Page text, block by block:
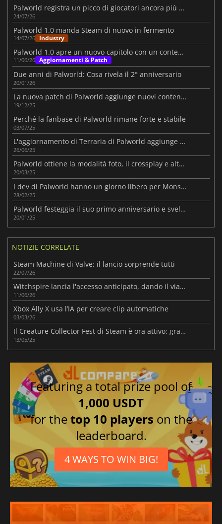
Palworld registra un picco di giocatori ancora più elevato
24/07/26
Palworld 1.0 manda Steam di nuovo in fermento
14/07/26 Industry
Palworld 1.0 apre un nuovo capitolo con un contenuto massiccio
11/06/26 Aggiornamenti & Patch
Due anni di Palworld: Cosa rivela il 2° anniversario
20/01/26
La nuova patch di Palworld aggiunge nuovi contenuti e migliora i sistemi chiave
19/12/25
Perché la fanbase di Palworld rimane forte e stabile
03/07/25
L'aggiornamento di Terraria di Palworld aggiunge funzioni
26/06/25
Palworld ottiene la modalità foto, il crossplay e altro ancora
20/03/25
I dev di Palworld hanno un giorno libero per Monster Hunter Wilds
28/02/25
Palworld festeggia il suo primo anniversario e svela i contenuti in arrivo
20/01/25
NOTIZIE CORRELATE
Steam Machine di Valve: il lancio sorprende tutti
22/07/26
Witchspire lancia l'accesso anticipato, dando il via a un viaggio di sopravvivenza
11/06/26
Xbox Ally X usa l’IA per creare clip automatiche
03/03/26
Il Creature Collector Fest di Steam è ora attivo: grandi offerte!
13/05/25
Featuring a total prize pool of
1,000 USDT
for thetop 10 players on the
leaderboard.
4 WAYS TO WIN BIG!